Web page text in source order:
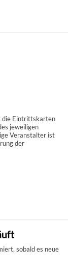
die Eintrittskarten
jeweiligen
Veranstalter ist
der
sobald es neue